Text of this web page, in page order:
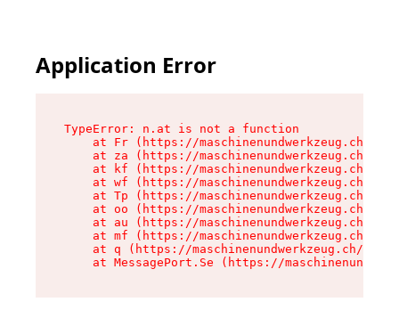
Application Error
TypeError: n.at is not a function
at Fr (https://maschinenundwerkzeug.ch/
at za (https://maschinenundwerkzeug.ch/
at kf (https://maschinenundwerkzeug.ch/
at wf (https://maschinenundwerkzeug.ch/
at Tp (https://maschinenundwerkzeug.ch/
at oo (https://maschinenundwerkzeug.ch/
at au (https://maschinenundwerkzeug.ch/
at mf (https://maschinenundwerkzeug.ch/
at q (https://maschinenundwerkzeug.ch/
at MessagePort.Se (https://